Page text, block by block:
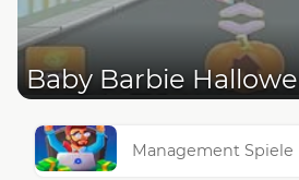
Management Spiele